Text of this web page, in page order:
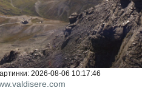
2026-08-06 10:17:46